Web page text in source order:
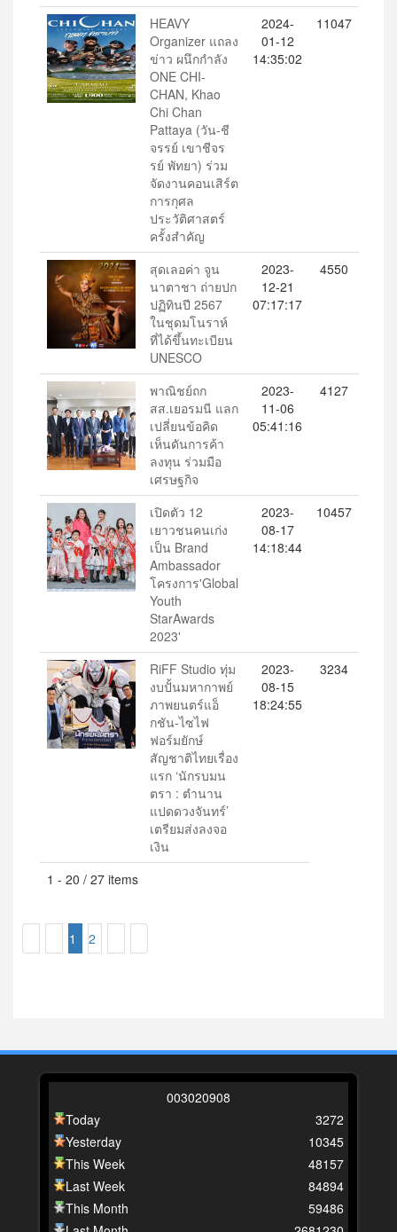
HEAVY
Organizer แถลง
ข่าว ผนึกกำลัง
ONE CHI-
CHAN, Khao
Chi Chan
Pattaya (วัน-ชี
จรรย์ เขาชีจร
รย์ พัทยา) ร่วม
จัดงานคอนเสิร์ต
การกุศล
ประวัติศาสตร์
ครั้งสำคัญ
2024-
01-12
14:35:02
11047
สุดเลอค่า จูน
นาตาชา ถ่ายปก
ปฏิทินปี 2567
ในชุดมโนราห์
ที่ได้ขึ้นทะเบียน
UNESCO
2023-
12-21
07:17:17
4550
พาณิชย์ถก
สส.เยอรมนี แลก
เปลี่ยนข้อคิด
เห็นดันการค้า
ลงทุน ร่วมมือ
เศรษฐกิจ
2023-
11-06
05:41:16
4127
เปิดตัว 12
เยาวชนคนเก่ง
เป็น Brand
Ambassador
โครงการ'Global
Youth
StarAwards
2023'
2023-
08-17
14:18:44
10457
RiFF Studio ทุ่ม
งบปั้นมหากาพย์
ภาพยนตร์แอ็
กชัน-ไซไฟ
ฟอร์มยักษ์
สัญชาติไทยเรื่อง
แรก ‘นักรบมน
ตรา : ตำนาน
แปดดวงจันทร์’
เตรียมส่งลงจอ
เงิน
2023-
08-15
18:24:55
3234
1 - 20 / 27 items
1 2
003020908
Today
Yesterday
This Week
Last Week
This Month
3272
10345
48157
84894
59486